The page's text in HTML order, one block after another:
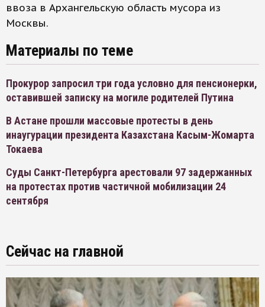
ввоза в Архангельскую область мусора из
Москвы.
Материалы по теме
Прокурор запросил три года условно для пенсионерки,
оставившей записку на могиле родителей Путина
В Астане прошли массовые протесты в день
инаугурации президента Казахстана Касым-Жомарта
Токаева
Суды Санкт-Петербурга арестовали 97 задержанных
на протестах против частичной мобилизации 24
сентября
Сейчас на главной